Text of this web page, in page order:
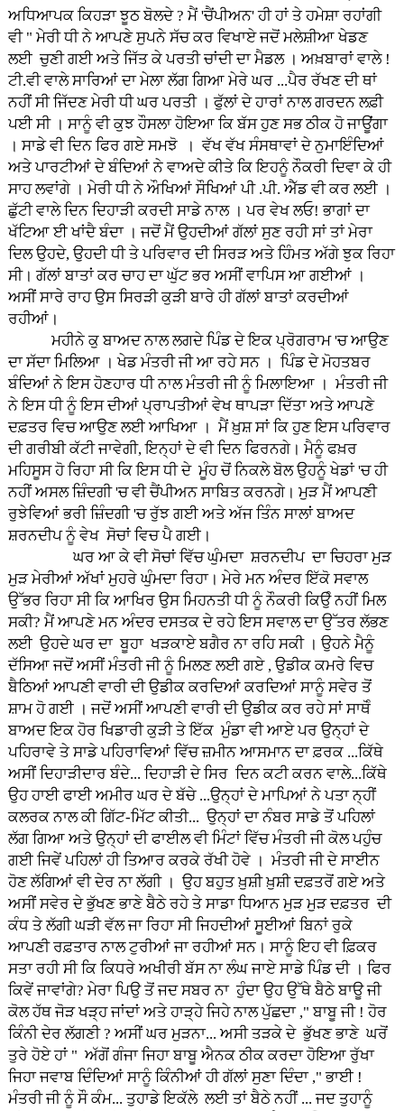
ਅਧਿਆਪਕ ਕਿਹੜਾ ਝੂਠ ਬੋਲਦੇ ? ਮੈਂ 'ਚੈਂਪੀਅਨ' ਹੀ ਹਾਂ ਤੇ ਹਮੇਸ਼ਾ ਰਹਾਂਗੀ
ਵੀ " ਮੇਰੀ ਧੀ ਨੇ ਆਪਣੇ ਸੁਪਨੇ ਸੱਚ ਕਰ ਵਿਖਾਏ ਜਦੋਂ ਮਲੇਸ਼ੀਆ ਖੇਡਣ
ਲਈ ਚੁਣੀ ਗਈ ਅਤੇ ਜਿੱਤ ਕੇ ਪਰਤੀ ਚਾਂਦੀ ਦਾ ਮੈਡਲ । ਅਖ਼ਬਾਰਾਂ ਵਾਲੇ !
ਟੀ.ਵੀ ਵਾਲੇ ਸਾਰਿਆਂ ਦਾ ਮੇਲਾ ਲੱਗ ਗਿਆ ਮੇਰੇ ਘਰ ...ਪੈਰ ਰੱਖਣ ਦੀ ਥਾਂ
ਨਹੀਂ ਸੀ ਜਿੱਦਣ ਮੇਰੀ ਧੀ ਘਰ ਪਰਤੀ । ਫੁੱਲਾਂ ਦੇ ਹਾਰਾਂ ਨਾਲ ਗਰਦਨ ਲਫ਼ੀ
ਪਈ ਸੀ । ਸਾਨੂੰ ਵੀ ਕੁਝ ਹੌਸਲਾ ਹੋਇਆ ਕਿ ਬੱਸ ਹੁਣ ਸਭ ਠੀਕ ਹੋ ਜਾਊਂਗਾ
। ਸਾਡੇ ਵੀ ਦਿਨ ਫਿਰ ਗਏ ਸਮਝੋ । ਵੱਖ ਵੱਖ ਸੰਸਥਾਵਾਂ ਦੇ ਨੁਮਾਇੰਦਿਆਂ
ਅਤੇ ਪਾਰਟੀਆਂ ਦੇ ਬੰਦਿਆਂ ਨੇ ਵਾਅਦੇ ਕੀਤੇ ਕਿ ਇਹਨੂੰ ਨੌਕਰੀ ਦਿਵਾ ਕੇ ਹੀ
ਸਾਹ ਲਵਾਂਗੇ । ਮੇਰੀ ਧੀ ਨੇ ਔਖਿਆਂ ਸੌਖਿਆਂ ਪੀ .ਪੀ. ਐੱਡ ਵੀ ਕਰ ਲਈ ।
ਛੁੱਟੀ ਵਾਲੇ ਦਿਨ ਦਿਹਾੜੀ ਕਰਦੀ ਸਾਡੇ ਨਾਲ । ਪਰ ਵੇਖ ਲਓ! ਭਾਗਾਂ ਦਾ
ਖੱਟਿਆ ਈ ਖਾਂਦੈ ਬੰਦਾ । ਜਦੋਂ ਮੈਂ ਉਹਦੀਆਂ ਗੱਲਾਂ ਸੁਣ ਰਹੀ ਸਾਂ ਤਾਂ ਮੇਰਾ
ਦਿਲ ਉਹਦੇ, ਉਹਦੀ ਧੀ ਤੇ ਪਰਿਵਾਰ ਦੀ ਸਿਰੜ ਅਤੇ ਹਿੰਮਤ ਅੱਗੇ ਝੁਕ ਰਿਹਾ
ਸੀ। ਗੱਲਾਂ ਬਾਤਾਂ ਕਰ ਚਾਹ ਦਾ ਘੁੱਟ ਭਰ ਅਸੀਂ ਵਾਪਿਸ ਆ ਗਈਆਂ ।
ਅਸੀਂ ਸਾਰੇ ਰਾਹ ਉਸ ਸਿਰੜੀ ਕੁੜੀ ਬਾਰੇ ਹੀ ਗੱਲਾਂ ਬਾਤਾਂ ਕਰਦੀਆਂ
ਰਹੀਆਂ।
ਮਹੀਨੇ ਕੁ ਬਾਅਦ ਨਾਲ ਲਗਦੇ ਪਿੰਡ ਦੇ ਇਕ ਪ੍ਰੋਗਰਾਮ 'ਚ ਆਉਣ
ਦਾ ਸੱਦਾ ਮਿਲਿਆ । ਖੇਡ ਮੰਤਰੀ ਜੀ ਆ ਰਹੇ ਸਨ । ਪਿੰਡ ਦੇ ਮੋਹਤਬਰ
ਬੰਦਿਆਂ ਨੇ ਇਸ ਹੋਣਹਾਰ ਧੀ ਨਾਲ ਮੰਤਰੀ ਜੀ ਨੂੰ ਮਿਲਾਇਆ । ਮੰਤਰੀ ਜੀ
ਨੇ ਇਸ ਧੀ ਨੂੰ ਇਸ ਦੀਆਂ ਪ੍ਰਾਪਤੀਆਂ ਵੇਖ ਥਾਪੜਾ ਦਿੱਤਾ ਅਤੇ ਆਪਣੇ
ਦਫ਼ਤਰ ਵਿਚ ਆਉਣ ਲਈ ਆਖਿਆ । ਮੈਂ ਖ਼ੁਸ਼ ਸਾਂ ਕਿ ਹੁਣ ਇਸ ਪਰਿਵਾਰ
ਦੀ ਗਰੀਬੀ ਕੱਟੀ ਜਾਵੇਗੀ, ਇਨ੍ਹਾਂ ਦੇ ਵੀ ਦਿਨ ਫਿਰਨਗੇ। ਮੈਨੂੰ ਫਖ਼ਰ
ਮਹਿਸੂਸ ਹੋ ਰਿਹਾ ਸੀ ਕਿ ਇਸ ਧੀ ਦੇ ਮੂੰਹ ਚੋਂ ਨਿਕਲੇ ਬੋਲ ਉਹਨੂੰ ਖੇਡਾਂ 'ਚ ਹੀ
ਨਹੀਂ ਅਸਲ ਜ਼ਿੰਦਗੀ 'ਚ ਵੀ ਚੈਂਪੀਅਨ ਸਾਬਿਤ ਕਰਨਗੇ। ਮੁੜ ਮੈਂ ਆਪਣੀ
ਰੁਝੇਵਿਆਂ ਭਰੀ ਜ਼ਿੰਦਗੀ 'ਚ ਰੁੱਝ ਗਈ ਅਤੇ ਅੱਜ ਤਿੰਨ ਸਾਲਾਂ ਬਾਅਦ
ਸ਼ਰਨਦੀਪ ਨੂੰ ਵੇਖ ਸੋਚਾਂ ਵਿਚ ਪੈ ਗਈ।
ਘਰ ਆ ਕੇ ਵੀ ਸੋਚਾਂ ਵਿੱਚ ਘੁੰਮਦਾ ਸ਼ਰਨਦੀਪ ਦਾ ਚਿਹਰਾ ਮੁੜ
ਮੁੜ ਮੇਰੀਆਂ ਅੱਖਾਂ ਮੁਹਰੇ ਘੁੰਮਦਾ ਰਿਹਾ। ਮੇਰੇ ਮਨ ਅੰਦਰ ਇੱਕੋ ਸਵਾਲ
ਉੱਭਰ ਰਿਹਾ ਸੀ ਕਿ ਆਖਿਰ ਉਸ ਮਿਹਨਤੀ ਧੀ ਨੂੰ ਨੌਕਰੀ ਕਿਉੰ ਨਹੀਂ ਮਿਲ
ਸਕੀ? ਮੈਂ ਆਪਣੇ ਮਨ ਅੰਦਰ ਦਸਤਕ ਦੇ ਰਹੇ ਇਸ ਸਵਾਲ ਦਾ ਉੱਤਰ ਲੱਭਣ
ਲਈ ਉਹਦੇ ਘਰ ਦਾ ਬੂਹਾ ਖੜਕਾਏ ਬਗੈਰ ਨਾ ਰਹਿ ਸਕੀ । ਉਹਨੇ ਮੈਨੂੰ
ਦੱਸਿਆ ਜਦੋਂ ਅਸੀਂ ਮੰਤਰੀ ਜੀ ਨੂੰ ਮਿਲਣ ਲਈ ਗਏ , ਉਡੀਕ ਕਮਰੇ ਵਿਚ
ਬੈਠਿਆਂ ਆਪਣੀ ਵਾਰੀ ਦੀ ਉਡੀਕ ਕਰਦਿਆਂ ਕਰਦਿਆਂ ਸਾਨੂੰ ਸਵੇਰ ਤੋਂ
ਸ਼ਾਮ ਹੋ ਗਈ । ਜਦੋਂ ਅਸੀਂ ਆਪਣੀ ਵਾਰੀ ਦੀ ਉਡੀਕ ਕਰ ਰਹੇ ਸਾਂ ਸਾਥੋੰ
ਬਾਅਦ ਇਕ ਹੋਰ ਖਿਡਾਰੀ ਕੁੜੀ ਤੇ ਇੱਕ ਮੁੰਡਾ ਵੀ ਆਏ ਪਰ ਉਨ੍ਹਾਂ ਦੇ
ਪਹਿਰਾਵੇ ਤੇ ਸਾਡੇ ਪਹਿਰਾਵਿਆਂ ਵਿੱਚ ਜ਼ਮੀਨ ਆਸਮਾਨ ਦਾ ਫ਼ਰਕ ...ਕਿੱਥੇ
ਅਸੀਂ ਦਿਹਾੜੀਦਾਰ ਬੰਦੇ... ਦਿਹਾੜੀ ਦੇ ਸਿਰ ਦਿਨ ਕਟੀ ਕਰਨ ਵਾਲੇ...ਕਿੱਥੇ
ਉਹ ਹਾਈ ਫਾਈ ਅਮੀਰ ਘਰ ਦੇ ਬੱਚੇ ...ਉਨ੍ਹਾਂ ਦੇ ਮਾਪਿਆਂ ਨੇ ਪਤਾ ਨ੍ਹੀਂ
ਕਲਰਕ ਨਾਲ ਕੀ ਗਿੱਟ-ਮਿੱਟ ਕੀਤੀ... ਉਨ੍ਹਾਂ ਦਾ ਨੰਬਰ ਸਾਡੇ ਤੋਂ ਪਹਿਲਾਂ
ਲੱਗ ਗਿਆ ਅਤੇ ਉਨ੍ਹਾਂ ਦੀ ਫਾਈਲ ਵੀ ਮਿੰਟਾਂ ਵਿੱਚ ਮੰਤਰੀ ਜੀ ਕੋਲ ਪਹੁੰਚ
ਗਈ ਜਿਵੇਂ ਪਹਿਲਾਂ ਹੀ ਤਿਆਰ ਕਰਕੇ ਰੱਖੀ ਹੋਵੇ । ਮੰਤਰੀ ਜੀ ਦੇ ਸਾਈਨ
ਹੋਣ ਲੱਗਿਆਂ ਵੀ ਦੇਰ ਨਾ ਲੱਗੀ । ਉਹ ਬਹੁਤ ਖ਼ੁਸ਼ੀ ਖ਼ੁਸ਼ੀ ਦਫ਼ਤਰੋਂ ਗਏ ਅਤੇ
ਅਸੀਂ ਸਵੇਰ ਦੇ ਭੁੱਖਣ ਭਾਣੇ ਬੈਠੇ ਰਹੇ ਤੇ ਸਾਡਾ ਧਿਆਨ ਮੁੜ ਮੁੜ ਦਫ਼ਤਰ ਦੀ
ਕੰਧ ਤੇ ਲੱਗੀ ਘੜੀ ਵੱਲ ਜਾ ਰਿਹਾ ਸੀ ਜਿਹਦੀਆਂ ਸੂਈਆਂ ਬਿਨਾਂ ਰੁਕੇ
ਆਪਣੀ ਰਫ਼ਤਾਰ ਨਾਲ ਟੁਰੀਆਂ ਜਾ ਰਹੀਆਂ ਸਨ। ਸਾਨੂੰ ਇਹ ਵੀ ਫ਼ਿਕਰ
ਸਤਾ ਰਹੀ ਸੀ ਕਿ ਕਿਧਰੇ ਅਖੀਰੀ ਬੱਸ ਨਾ ਲੰਘ ਜਾਏ ਸਾਡੇ ਪਿੰਡ ਦੀ । ਫਿਰ
ਕਿਵੇਂ ਜਾਵਾਂਗੇ? ਮੇਰਾ ਪਿਉ ਤੋਂ ਜਦ ਸਬਰ ਨਾ ਹੁੰਦਾ ਉਹ ਉੱਥੇ ਬੈਠੇ ਬਾਊ ਜੀ
ਕੋਲ ਹੱਥ ਜੋੜ ਖੜ੍ਹ ਜਾਂਦਾਂ ਅਤੇ ਹਾੜ੍ਹੇ ਜਿਹੇ ਨਾਲ ਪੁੱਛਦਾ ," ਬਾਬੂ ਜੀ ! ਹੋਰ
ਕਿੰਨੀ ਦੇਰ ਲੱਗਣੀ ? ਅਸੀਂ ਘਰ ਮੁੜਨਾ... ਅਸੀ ਤੜਕੇ ਦੇ ਭੁੱਖਣ ਭਾਣੇ ਘਰੋਂ
ਤੁਰੇ ਹੋਏ ਹਾਂ " ਅੱਗੋਂ ਗੰਜਾ ਜਿਹਾ ਬਾਬੂ ਐਨਕ ਠੀਕ ਕਰਦਾ ਹੋਇਆ ਰੁੱਖਾ
ਜਿਹਾ ਜਵਾਬ ਦਿੰਦਿਆਂ ਸਾਨੂੰ ਕਿੰਨੀਆਂ ਹੀ ਗੱਲਾਂ ਸੁਣਾ ਦਿੰਦਾ ," ਭਾਈ !
ਮੰਤਰੀ ਜੀ ਨੂੰ ਸੌ ਕੰਮ... ਤੁਹਾਡੇ ਇਕੱਲੇ ਲਈ ਤਾਂ ਬੈਠੇ ਨਹੀਂ ... ਜਦ ਤੁਹਾਨੂੰ